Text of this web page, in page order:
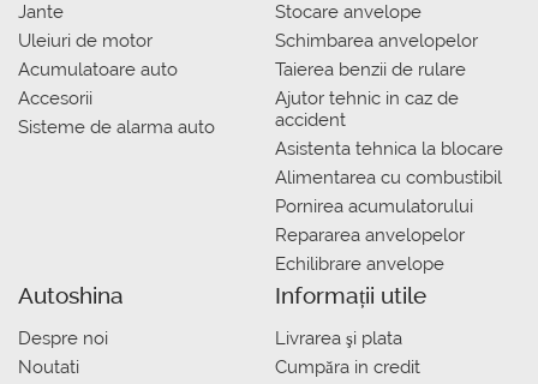
Jante
Uleiuri de motor
Acumulatoare auto
Accesorii
Sisteme de alarma auto
Stocare anvelope
Schimbarea anvelopelor
Taierea benzii de rulare
Ajutor tehnic in caz de
accident
Asistenta tehnica la blocare
Alimentarea cu combustibil
Pornirea acumulatorului
Repararea anvelopelor
Echilibrare anvelope
Autoshina
Despre noi
Noutati
Informații utile
Livrarea şi plata
Сumpăra in credit